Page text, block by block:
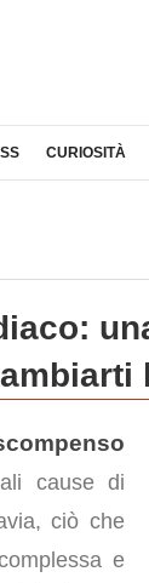
CURIOSITÀ
cause di
ciò che
e